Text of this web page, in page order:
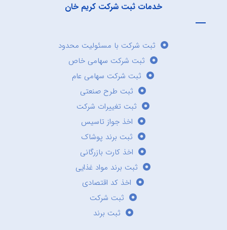
خدمات ثبت شرکت کریم خان
ثبت شرکت با مسئولیت محدود
ثبت شرکت سهامی خاص
ثبت شرکت سهامی عام
ثبت طرح صنعتی
ثبت تغییرات شرکت
اخذ جواز تاسیس
ثبت برند پوشاک
اخذ کارت بازرگانی
ثبت برند مواد غذایی
اخذ کد اقتصادی
ثبت شرکت
ثبت برند